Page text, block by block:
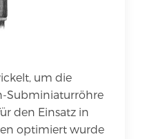
um die
Subminiaturröhre
den Einsatz in
optimiert wurde